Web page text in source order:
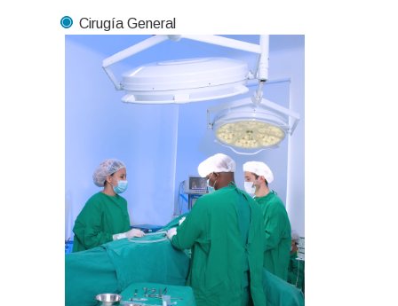
Cirugía General